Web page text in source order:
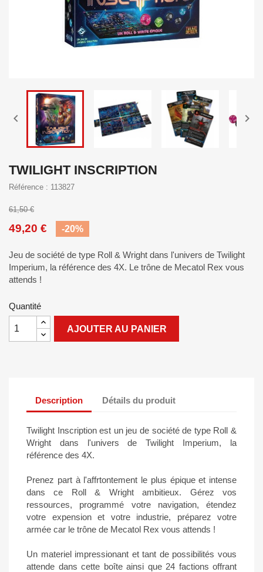
 
TWILIGHT INSCRIPTION
Référence : 113827
61,50 €
49,20 € -20%
Jeu de société de type Roll & Wright dans l'univers de Twilight
Imperium, la référence des 4X. Le trône de Mecatol Rex vous
attends !
Quantité
AJOUTER AU PANIER
Description Détails du produit
Twilight Inscription est un jeu de société de type Roll &
Wright dans l'univers de Twilight Imperium, la
référence des 4X.
Prenez part à l'affrtontement le plus épique et intense
dans ce Roll & Wright ambitieux. Gérez vos
ressources, programmé votre navigation, étendez
votre expension et votre industrie, préparez votre
armée car le trône de Mecatol Rex vous attends !
Un materiel impressionant et tant de possibilités vous
attende dans cette boîte ainsi que 24 factions offrant